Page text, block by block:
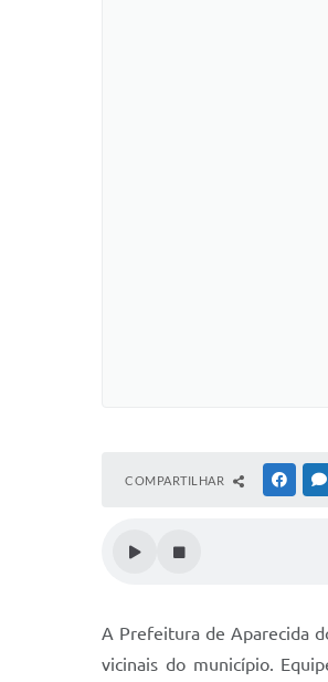
COMPARTILHAR
A Prefeitura de Aparecida
vicinais do município.